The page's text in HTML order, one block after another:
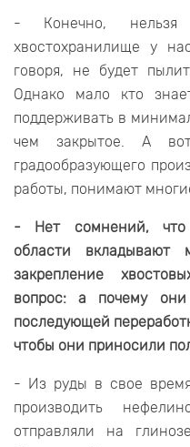
- Конечно,
хвостохранилище у
говоря, не будет
Однако мало кто
поддерживать в
чем закрытое. А
градообразующего
работы, понимают
- Нет сомнений, что
области
закрепление
вопрос: а почему
последующей
чтобы они приносили
- Из руды в свое
производить
отправляли на